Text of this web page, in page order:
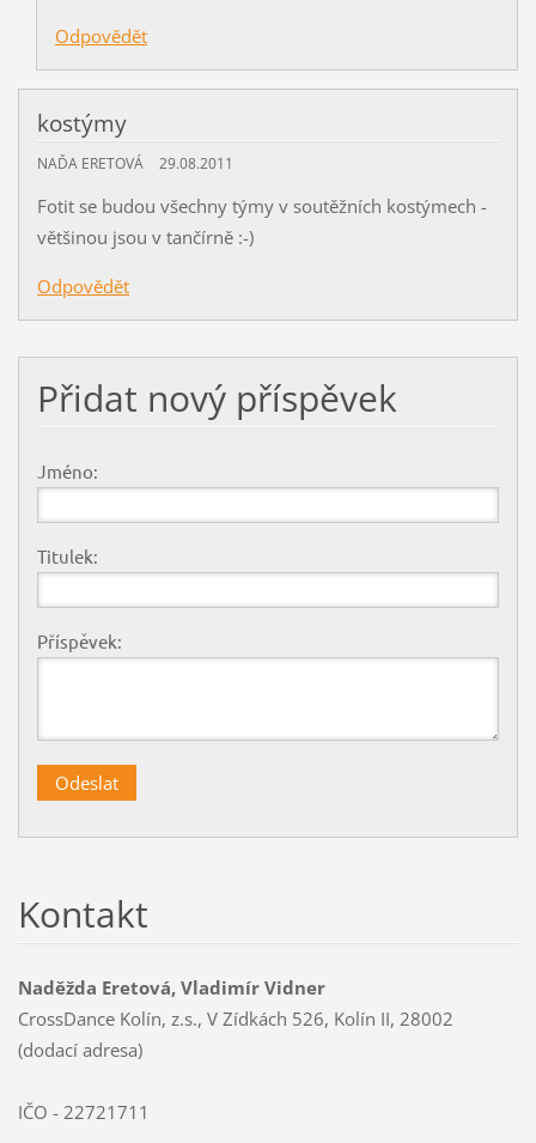
Odpovědět
kostýmy
NAĎA ERETOVÁ 29.08.2011
Fotit se budou všechny týmy v soutěžních kostýmech -
většinou jsou v tančírně :-)
Odpovědět
Přidat nový příspěvek
Jméno:
Titulek:
Příspěvek:
Kontakt
Naděžda Eretová, Vladimír Vidner
CrossDance Kolín, z.s., V Zídkách 526, Kolín II, 28002
(dodací adresa)
IČO - 22721711